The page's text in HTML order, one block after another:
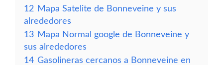
12 Mapa Satelite de Bonneveine y sus
alrededores
13 Mapa Normal google de Bonneveine y
sus alrededores
14 Gasolineras cercanos a Bonneveine en